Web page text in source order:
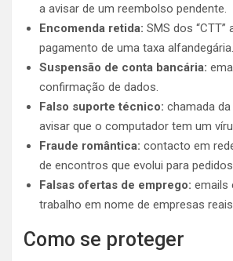
a avisar de um reembolso pendente.
Encomenda retida: SMS dos “CTT”
pagamento de uma taxa alfandegária.
Suspensão de conta bancária:
confirmação de dados.
Falso suporte técnico: chamada
avisar que o computador tem um
Fraude romântica: contacto em
de encontros que evolui para
Falsas ofertas de emprego: emails
trabalho em nome de empresas
Como se proteger